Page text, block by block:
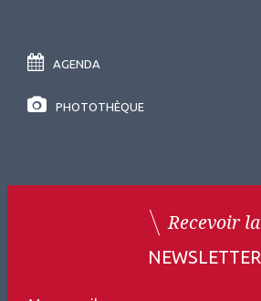
AGENDA
PHOTOTHÈQUE
Recevoir la
NEWSLETTER